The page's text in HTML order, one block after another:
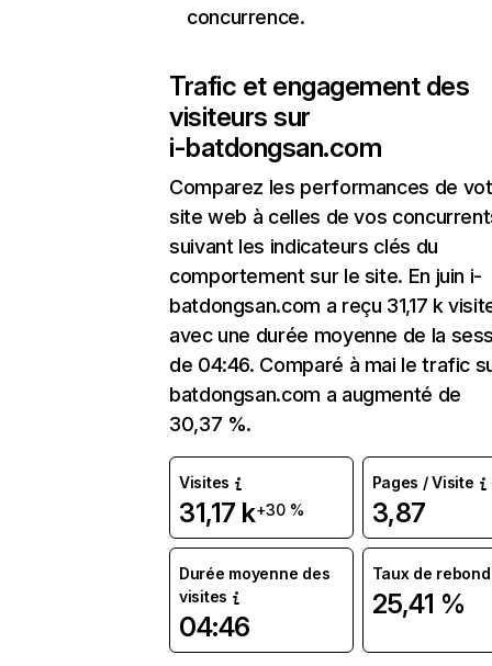
concurrence.
Trafic et engagement des
visiteurs sur
i-batdongsan.com
Comparez les performances de
site web à celles de vos
suivant les indicateurs clés du
comportement sur le site. En juin i-
batdongsan.com a reçu 31,17 k
avec une durée moyenne de la
de 04:46. Comparé à mai le trafic
batdongsan.com a augmenté de
30,37 %.
Visites
31,17 k+30 %
Pages / Visite
3,87
Durée moyenne des
visites
04:46
Taux de rebond
25,41 %